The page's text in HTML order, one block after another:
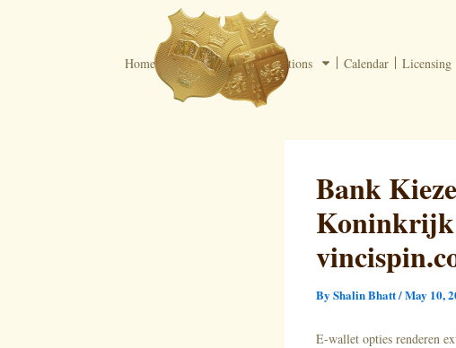
Home Programs Applications Calendar Licensing
Bank
Koninkrijk
By Shalin Bhatt/May 10,
E-wallet opties renderen